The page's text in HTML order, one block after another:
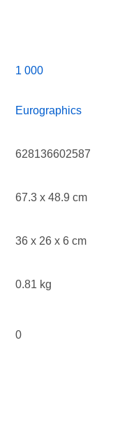
1 000
Eurographics
628136602587
67.3 x 48.9 cm
36 x 26 x 6 cm
0.81 kg
0